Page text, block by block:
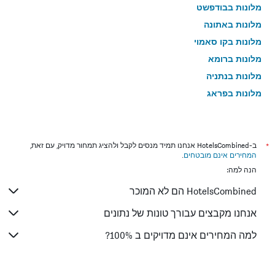
מלונות בבודפשט
מלונות באתונה
מלונות בקו סאמוי
מלונות ברומא
מלונות בנתניה
מלונות בפראג
מלונות בניו יורק
מלונות בבנגקוק
מלונות בבוקרשט
מלונות בפאפוס
מלונות בלימסול
*
ב-HotelsCombined אנחנו תמיד מנסים לקבל ולהציג תמחור מדויק, עם זאת,
המחירים אינם מובטחים.
הנה למה:
HotelsCombined הם לא המוכר
אנחנו מקבצים עבורך טונות של נתונים
למה המחירים אינם מדויקים ב 100%?